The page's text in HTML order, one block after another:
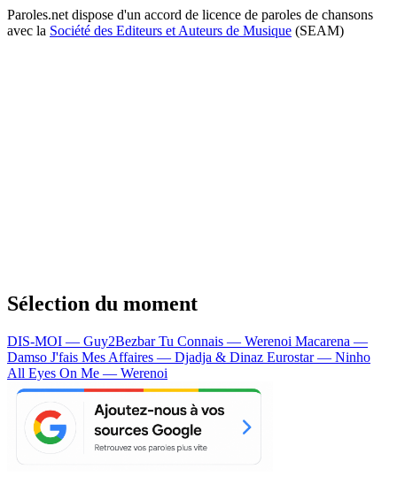
Paroles.net dispose d'un accord de licence de paroles de chansons
avec la Société des Editeurs et Auteurs de Musique (SEAM)
Sélection du moment
DIS-MOI — Guy2BezbarTu Connais — Werenoi Macarena —
Damso J'fais Mes Affaires — Djadja & Dinaz Eurostar — Ninho
All Eyes On Me — Werenoi